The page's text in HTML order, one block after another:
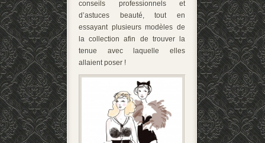
conseils professionnels et
d’astuces beauté, tout en
essayant plusieurs modèles de
la collection afin de trouver la
tenue avec laquelle elles
allaient poser !